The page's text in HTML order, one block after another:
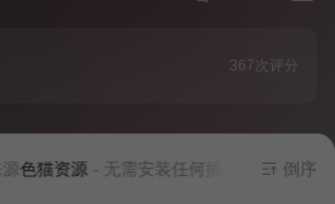
367次评分
色猫资源- 无需安装任何插件 倒序